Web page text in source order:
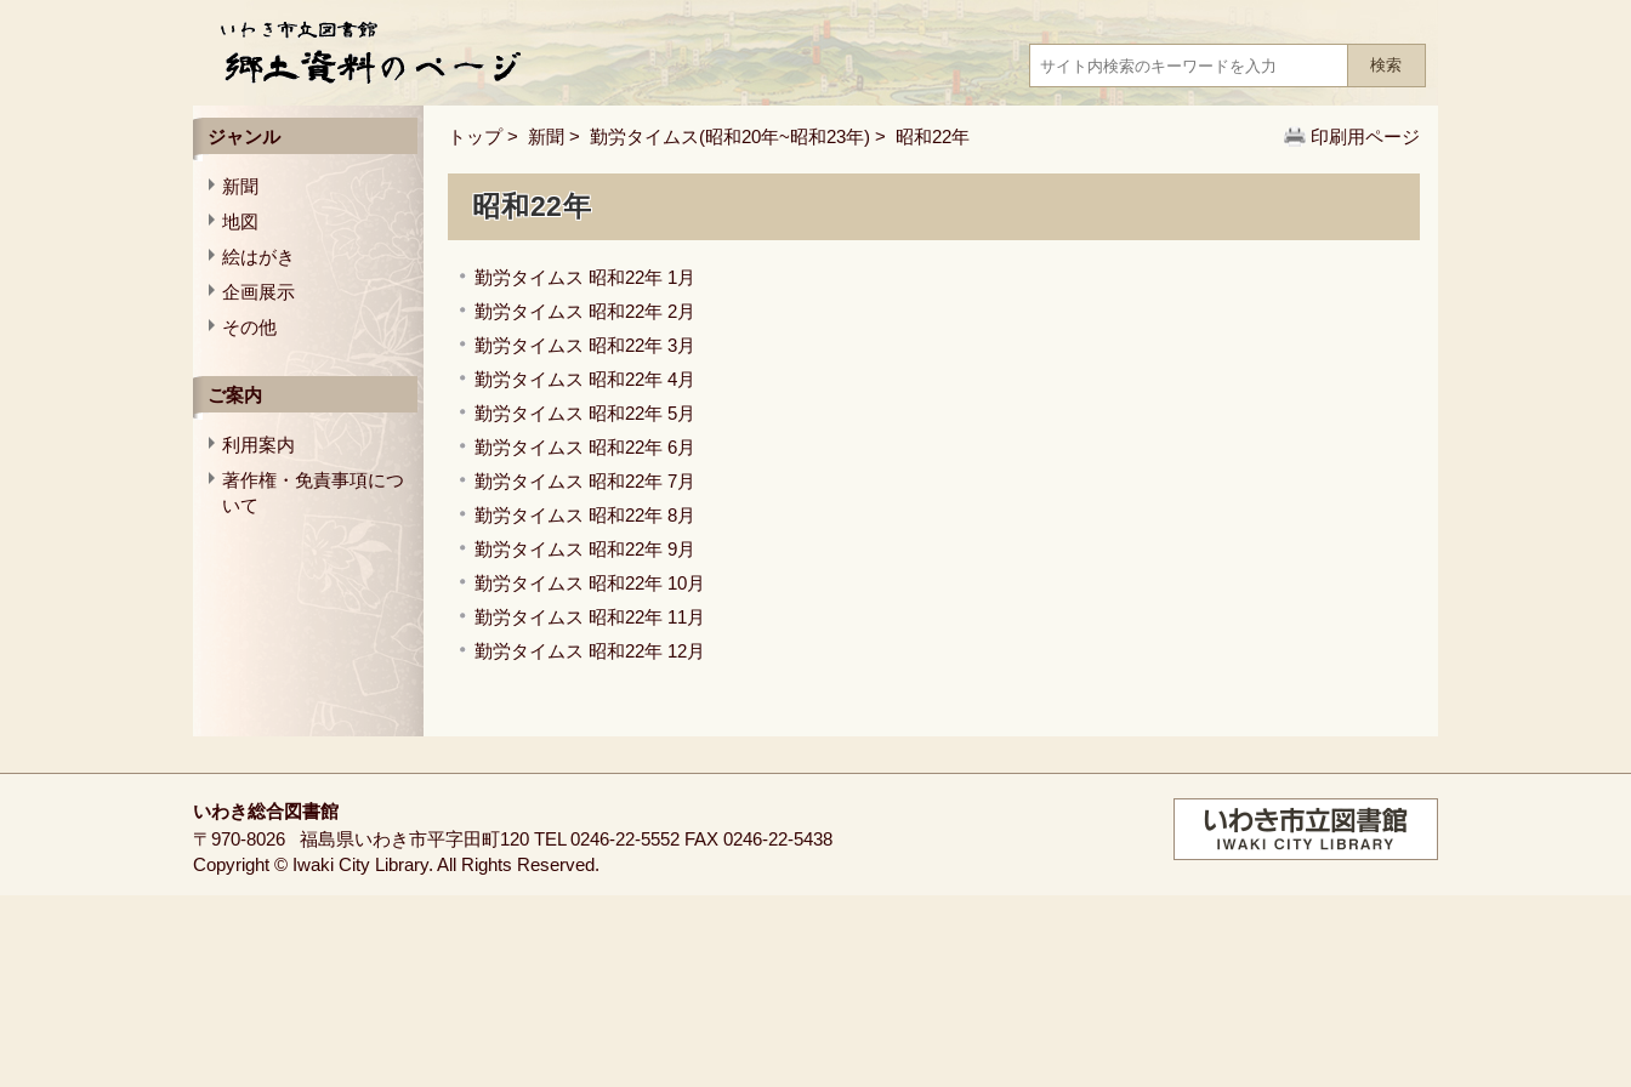
印刷用ページ
トップ> 新聞 > 勤労タイムス(昭和20年~昭和23年) > 昭和22年
昭和22年
勤労タイムス 昭和22年 1月
勤労タイムス 昭和22年 2月
勤労タイムス 昭和22年 3月
勤労タイムス 昭和22年 4月
勤労タイムス 昭和22年 5月
勤労タイムス 昭和22年 6月
勤労タイムス 昭和22年 7月
勤労タイムス 昭和22年 8月
勤労タイムス 昭和22年 9月
勤労タイムス 昭和22年 10月
勤労タイムス 昭和22年 11月
勤労タイムス 昭和22年 12月
ジャンル
新聞
地図
絵はがき
企画展示
その他
ご案内
利用案内
著作権・免責事項につ
いて
いわき総合図書館
〒970-8026
福島県いわき市平字田町120 TEL 0246-22-5552 FAX 0246-22-5438
Copyright © Iwaki City Library. All Rights Reserved.